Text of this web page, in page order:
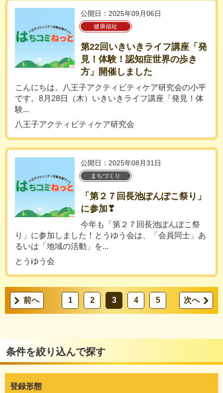
公開日：2025年09月06日
健康福祉
第22回いきいきライフ講座「発
見！体験！認知症世界の歩き
方」開催しました
こんにちは。八王子アクティビティケア研究会の小平
です。8月28日（木）いきいきライフ講座「発見！体
験...
八王子アクティビティケア研究会
公開日：2025年08月31日
まちづくり
「第２７回長池ぽんぽこ祭り」
に参加❣
今年も「第２７回長池ぽんぽこ祭
り」に参加しました！とうゆう会は、「会員同士」あ
るいは「地域の活動」を...
とうゆう会
前へ 1 2 3 4 5 次へ
条件を絞り込んで探す
登録形態